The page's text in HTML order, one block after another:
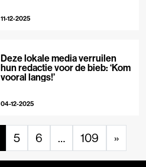
11-12-2025
Deze lokale media verruilen
hun redactie voor de bieb: ‘Kom
vooral langs!’
04-12-2025
5 6 … 109 »